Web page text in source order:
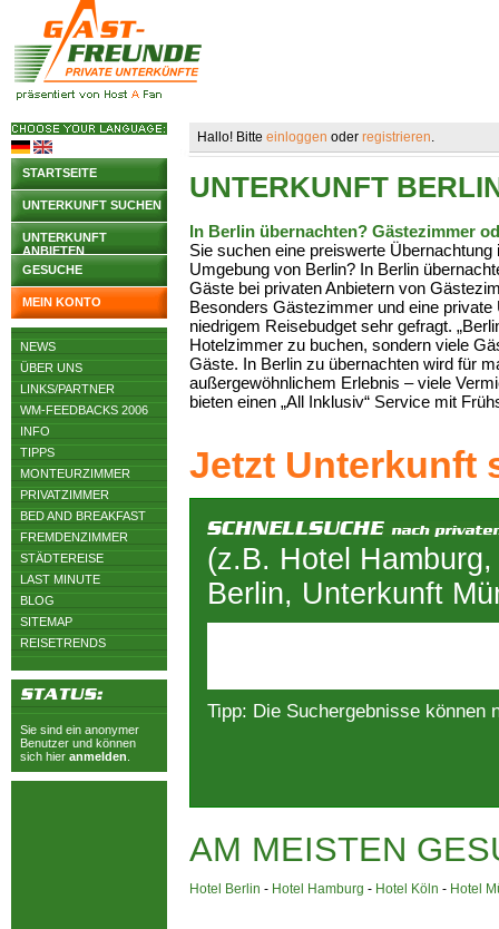
STARTSEITE
UNTERKUNFT SUCHEN
UNTERKUNFT
ANBIETEN
GESUCHE
MEIN KONTO
NEWS
ÜBER UNS
LINKS/PARTNER
WM-FEEDBACKS 2006
INFO
TIPPS
MONTEURZIMMER
PRIVATZIMMER
BED AND BREAKFAST
FREMDENZIMMER
STÄDTEREISE
LAST MINUTE
BLOG
SITEMAP
REISETRENDS
Sie sind ein anonymer
Benutzer und können
sich hier anmelden
Hallo! Bitte einloggen oder registrieren.
UNTERKUNFT
In Berlin übernachten? Gästezimmer
Sie suchen eine preiswerte
Umgebung von Berlin? In Berlin
Gäste bei privaten Anbietern von
Besonders Gästezimmer und eine
niedrigem Reisebudget sehr gefragt.
Hotelzimmer zu buchen, sondern viele
Gäste. In Berlin zu übernachten wird für
außergewöhnlichem Erlebnis – viele
bieten einen „All Inklusiv“ Service mit
Jetzt Unterkunft
(z.B. Hotel
Berlin, Unterkunft
Tipp: Die Suchergebnisse können
AM MEISTEN
Hotel Berlin - Hotel Hamburg - Hotel Köln - Hotel